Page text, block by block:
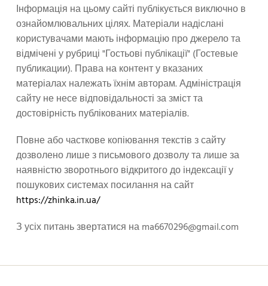
Інформація на цьому сайті публікується виключно в
ознайомлювальних цілях. Матеріали надіслані
користувачами мають інформацію про джерело та
відмічені у рубриці "Гостьові публікації" (Гостевые
публикации). Права на контент у вказаних
матеріалах належать їхнім авторам. Адміністрація
сайту не несе відповідальності за зміст та
достовірність публікованих матеріалів.
Повне або часткове копіювання текстів з сайту
дозволено лише з письмового дозволу та лише за
наявністю зворотнього відкритого до індексації у
пошукових системах посилання на сайт
https://zhinka.in.ua/
З усіх питань звертатися наma6670296@gmail.com